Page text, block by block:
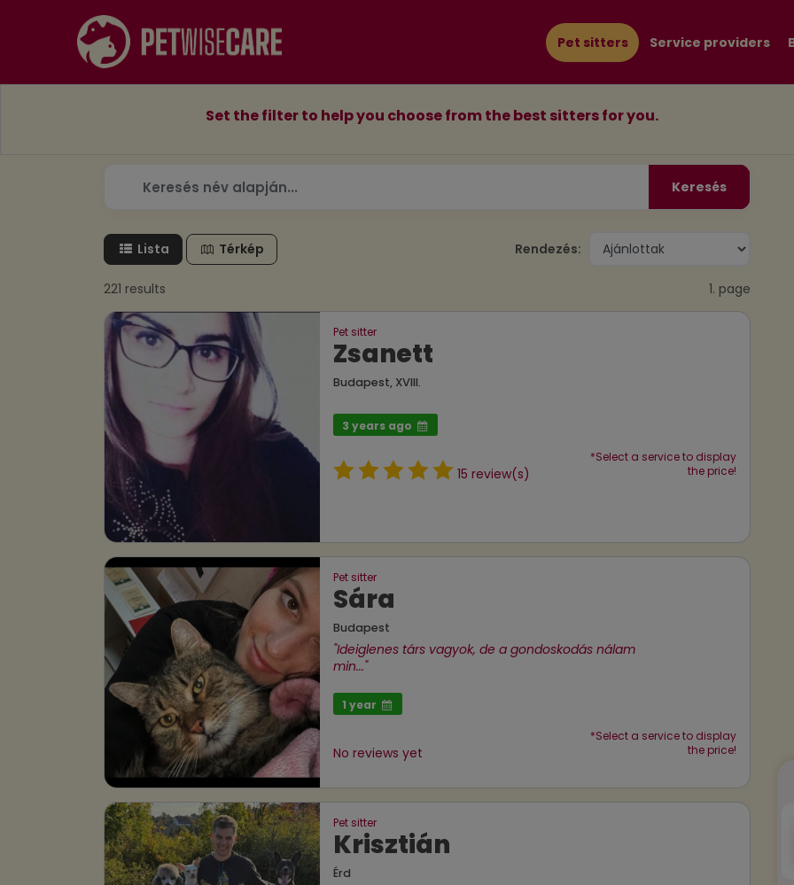
Pet sitters Service providers
Set the filter to help you choose from the best sitters for you.
Keresés
Lista Térkép Rendezés:
221 results 1. page
Pet sitter
Zsanett
Budapest, XVIII.
3 years ago
15 review(s)
*Select a service to display
the price!
Pet sitter
Sára
Budapest
"Ideiglenes társ vagyok, de a gondoskodás nálam
min..."
1 year
No reviews yet
*Select a service to display
the price!
Pet sitter
Krisztián
Érd